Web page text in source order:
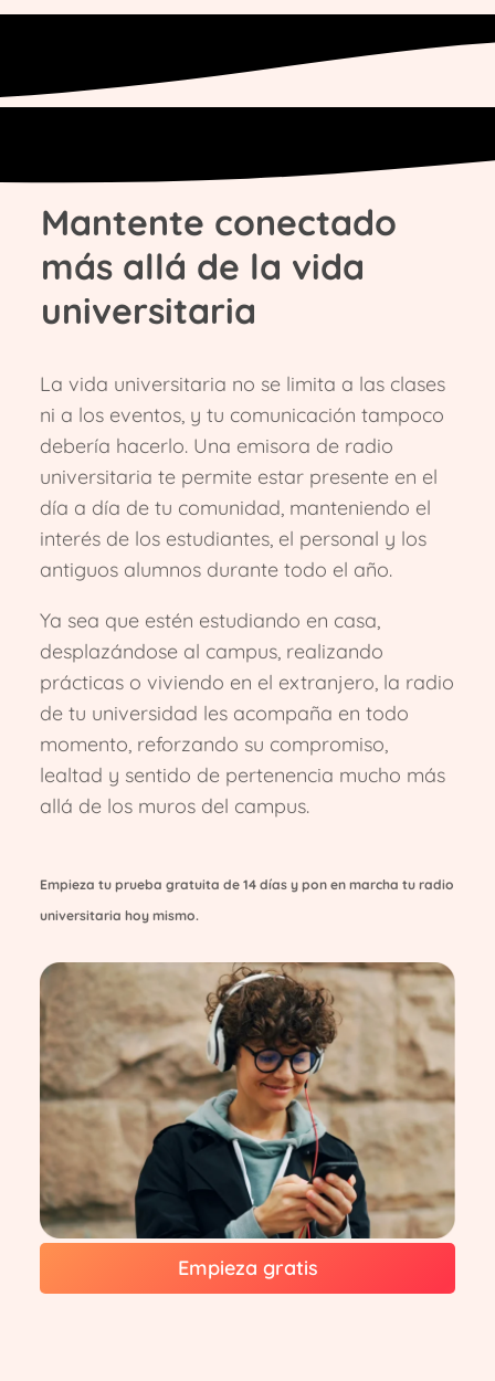
Empieza gratis
Mantente conectado
más allá de la vida
universitaria​
La vida universitaria no se limita a las clases
ni a los eventos, y tu comunicación tampoco
debería hacerlo. Una emisora de radio
universitaria te permite estar presente en el
día a día de tu comunidad, manteniendo el
interés de los estudiantes, el personal y los
antiguos alumnos durante todo el año.
Ya sea que estén estudiando en casa,
desplazándose al campus, realizando
prácticas o viviendo en el extranjero, la radio
de tu universidad les acompaña en todo
momento, reforzando su compromiso,
lealtad y sentido de pertenencia mucho más
allá de los muros del campus.
Empieza tu prueba gratuita de 14 días y pon en marcha tu radio
universitaria hoy mismo.